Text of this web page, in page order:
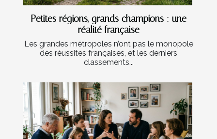
Petites régions, grands champions : une
réalité française
Les grandes métropoles n’ont pas le monopole
des réussites françaises, et les derniers
classements...